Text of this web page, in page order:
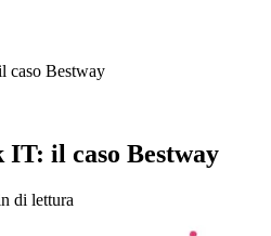
caso Bestway
IT: il caso Bestway
di lettura